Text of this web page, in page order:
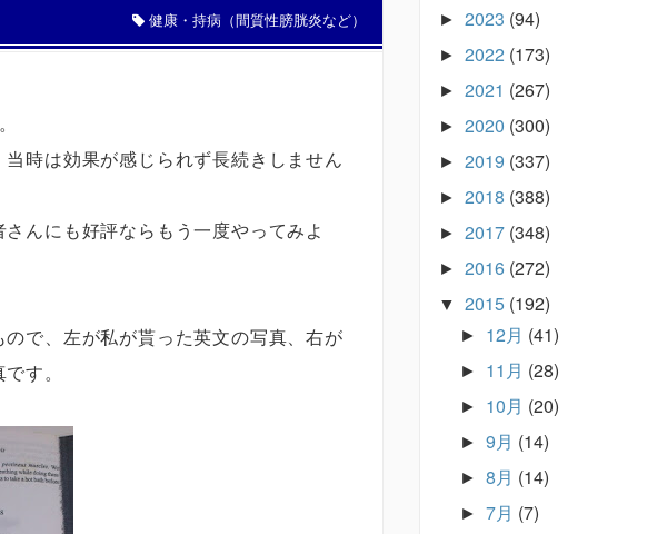
健康・持病（間質性膀胱炎など）
時は効果が感じられず長続きしません
んにも好評ならもう一度やってみよ
で、左が私が貰った英文の写真、右が
す。
► 2023 (94)
► 2022 (173)
► 2021 (267)
► 2020 (300)
► 2019 (337)
► 2018 (388)
► 2017 (348)
► 2016 (272)
▼ 2015 (192)
► 12月 (41)
► 11月 (28)
► 10月 (20)
► 9月 (14)
► 8月 (14)
► 7月 (7)